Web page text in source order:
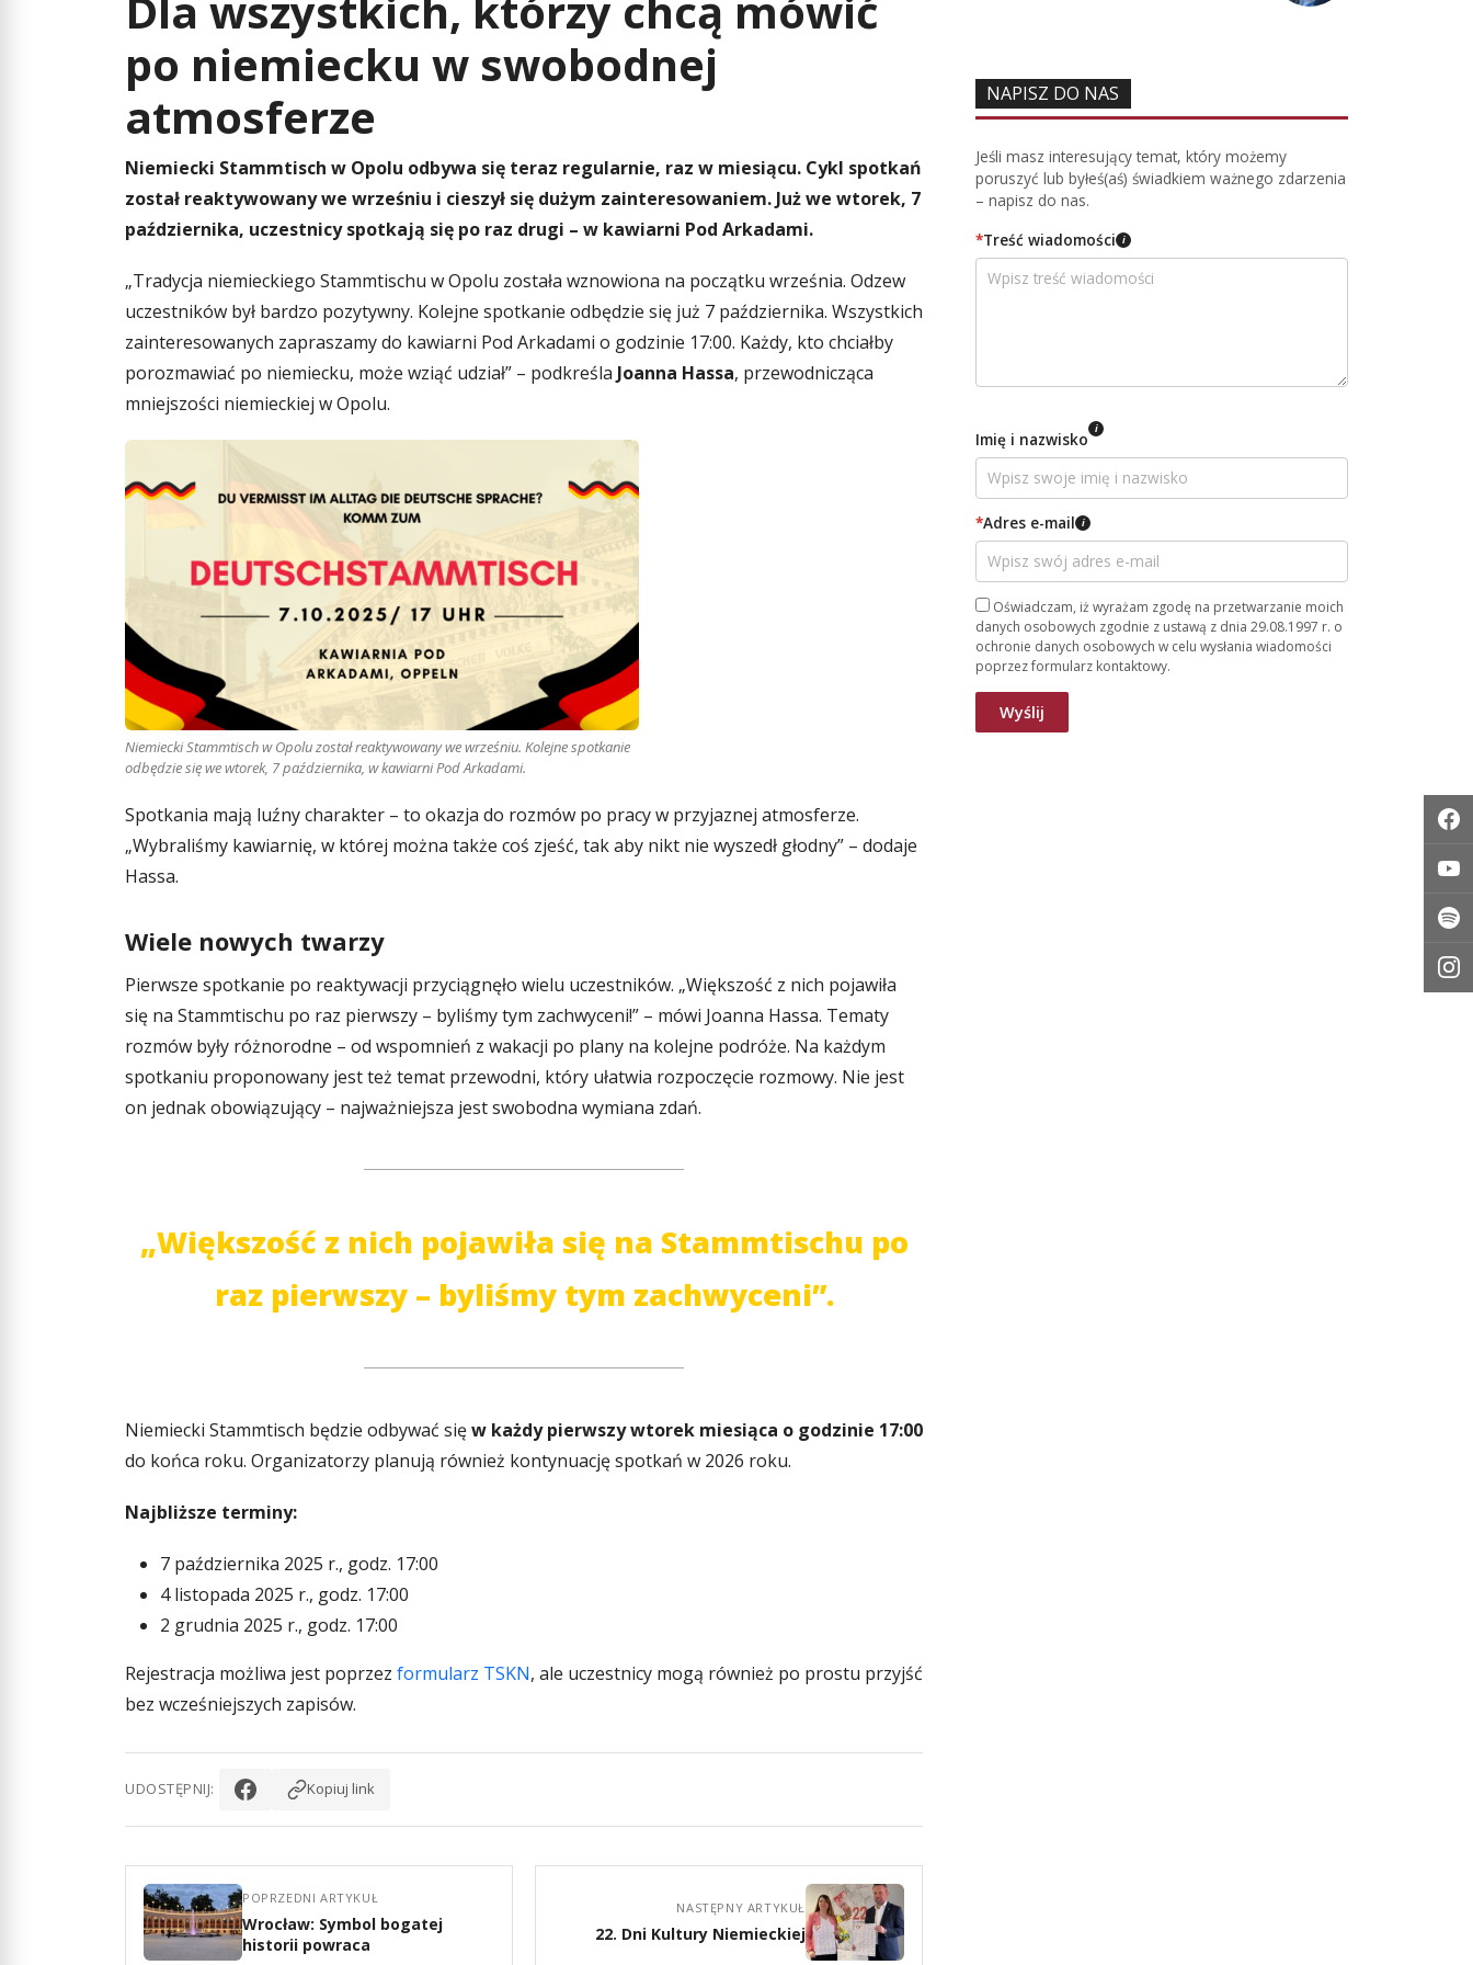
po niemiecku w swobodnej
atmosferze
Niemiecki Stammtisch w Opolu odbywa się teraz regularnie, raz w miesiącu. Cykl spotkań
został reaktywowany we wrześniu i cieszył się dużym zainteresowaniem. Już we wtorek, 7
października, uczestnicy spotkają się po raz drugi – w kawiarni Pod Arkadami.
„Tradycja niemieckiego Stammtischu w Opolu została wznowiona na początku września. Odzew
uczestników był bardzo pozytywny. Kolejne spotkanie odbędzie się już 7 października. Wszystkich
zainteresowanych zapraszamy do kawiarni Pod Arkadami o godzinie 17:00. Każdy, kto chciałby
porozmawiać po niemiecku, może wziąć udział” – podkreśla Joanna Hassa, przewodnicząca
mniejszości niemieckiej w Opolu.
Niemiecki Stammtisch w Opolu został reaktywowany we wrześniu. Kolejne spotkanie
odbędzie się we wtorek, 7 października, w kawiarni Pod Arkadami.
Spotkania mają luźny charakter – to okazja do rozmów po pracy w przyjaznej atmosferze.
„Wybraliśmy kawiarnię, w której można także coś zjeść, tak aby nikt nie wyszedł głodny” – dodaje
Hassa.
Wiele nowych twarzy
Pierwsze spotkanie po reaktywacji przyciągnęło wielu uczestników. „Większość z nich pojawiła
się na Stammtischu po raz pierwszy – byliśmy tym zachwyceni!” – mówi Joanna Hassa. Tematy
rozmów były różnorodne – od wspomnień z wakacji po plany na kolejne podróże. Na każdym
spotkaniu proponowany jest też temat przewodni, który ułatwia rozpoczęcie rozmowy. Nie jest
on jednak obowiązujący – najważniejsza jest swobodna wymiana zdań.
„Większość z nich pojawiła się na Stammtischu po
raz pierwszy – byliśmy tym zachwyceni”.
Niemiecki Stammtisch będzie odbywać sięw każdy pierwszy wtorek miesiąca o godzinie 17:00
do końca roku. Organizatorzy planują również kontynuację spotkań w 2026 roku.
Najbliższe terminy:
7 października 2025 r., godz. 17:00
4 listopada 2025 r., godz. 17:00
2 grudnia 2025 r., godz. 17:00
Rejestracja możliwa jest poprzez formularz TSKN, ale uczestnicy mogą również po prostu przyjść
bez wcześniejszych zapisów.
UDOSTĘPNIJ: Kopiuj link
POPRZEDNI ARTYKUŁ
Wrocław: Symbol bogatej
historii powraca
NASTĘPNY ARTYKUŁ
22. Dni Kultury Niemieckiej
NAPISZ DO NAS
Jeśli masz interesujący temat, który możemy
poruszyć lub byłeś(aś) świadkiem ważnego zdarzenia
– napisz do nas.
*Treść wiadomości i
Imię i nazwisko i
*Adres e-mail i
Oświadczam, iż wyrażam zgodę na przetwarzanie moich
danych osobowych zgodnie z ustawą z dnia 29.08.1997 r. o
ochronie danych osobowych w celu wysłania wiadomości
poprzez formularz kontaktowy.